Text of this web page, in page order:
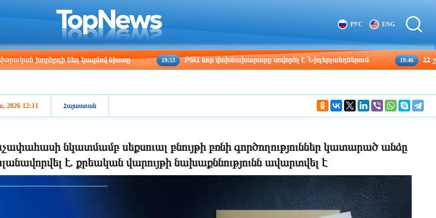
Los Angeles
16:33
Beijing
07:33 РУС ENG
նեղ կազմով նիստը 19:53 ԲՏԱ նոր փոխնախարարը սովորել է Նիդերլանդներում ՀՀ
2026 12:11 Հայաստան
նկատմամբ սեքսուալ բնույթի բռնի գործողություններ կատարած անձը
է. քրեական վարույթի նախաքննությունն ավարտվել է